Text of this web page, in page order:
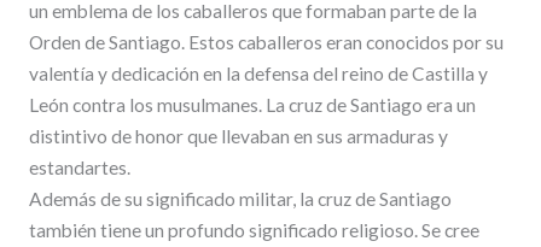
un emblema de los caballeros que formaban parte de la
Orden de Santiago. Estos caballeros eran conocidos por su
valentía y dedicación en la defensa del reino de Castilla y
León contra los musulmanes. La cruz de Santiago era un
distintivo de honor que llevaban en sus armaduras y
estandartes.
Además de su significado militar, la cruz de Santiago
también tiene un profundo significado religioso. Se cree